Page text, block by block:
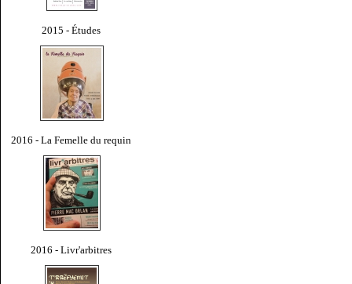
2015 - Études
2016 - La Femelle du requin
2016 - Livr'arbitres